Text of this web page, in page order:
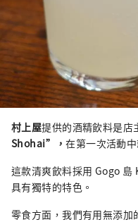
村上屋提供的酒精飲料是店
Shohai”，在第一次活動
這款清爽飲料採用 Gogo 島
具有獨特的特色。
零食方面，我們有用無添加